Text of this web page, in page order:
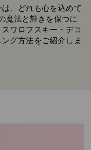
、どれも心を込めて
魔法と輝きを保つに
ワロフスキー・デコ
グ方法をご紹介しま